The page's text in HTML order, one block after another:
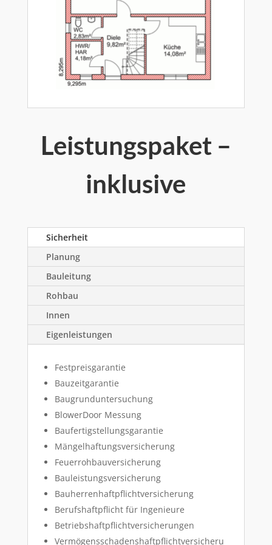
Leistungspaket –
inklusive
Sicherheit
Planung
Bauleitung
Rohbau
Innen
Eigenleistungen
Festpreisgarantie
Bauzeitgarantie
Baugrunduntersuchung
BlowerDoor Messung
Baufertigstellungsgarantie
Mängelhaftungsversicherung
Feuerrohbauversicherung
Bauleistungsversicherung
Bauherrenhaftpflichtversicherung
Berufshaftpflicht für Ingenieure
Betriebshaftpflichtversicherungen
Vermögensschadenshaftpflichtversicheru